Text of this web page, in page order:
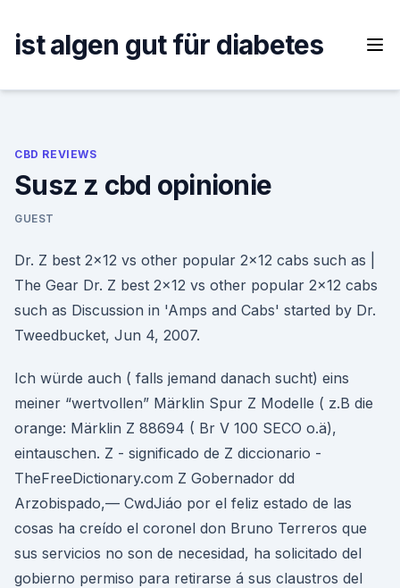
content
ist algen gut für diabetes
CBD REVIEWS
Susz z cbd opinionie
GUEST
Dr. Z best 2x12 vs other popular 2x12 cabs such as |
The Gear Dr. Z best 2x12 vs other popular 2x12 cabs
such as Discussion in 'Amps and Cabs' started by Dr.
Tweedbucket, Jun 4, 2007.
Ich würde auch ( falls jemand danach sucht) eins
meiner “wertvollen” Märklin Spur Z Modelle ( z.B die
orange: Märklin Z 88694 ( Br V 100 SECO o.ä),
eintauschen. Z - significado de Z diccionario -
TheFreeDictionary.com Z Gobernador dd
Arzobispado,— CwdJiáo por el feliz estado de las
cosas ha creído el coronel don Bruno Terreros que
sus servicios no son de necesidad, ha solicitado del
gobierno permiso para retirarse á sus claustros del